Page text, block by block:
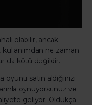
olabilir, ancak
kullanımdan ne zaman
da kötü değildir.
satın aldığınızı
​​oynuyorsunuz ve
geliyor. Oldukça